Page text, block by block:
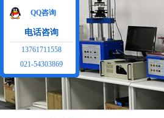
拉力机100Kn拉力机【100KN
机】
QQ咨询
电话咨询
13761711558
021-54303869